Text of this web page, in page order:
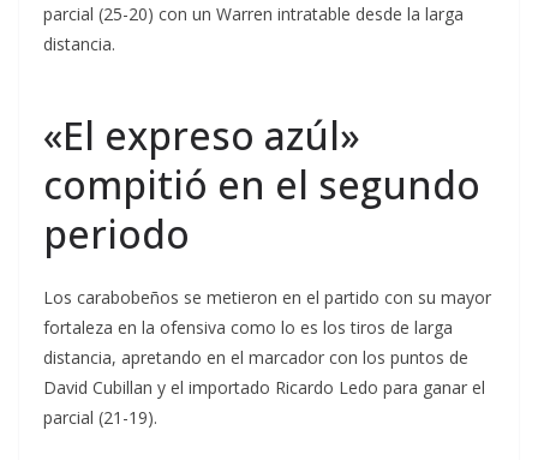
parcial (25-20) con un Warren intratable desde la larga
distancia.
«El expreso azúl»
compitió en el segundo
periodo
Los carabobeños se metieron en el partido con su mayor
fortaleza en la ofensiva como lo es los tiros de larga
distancia, apretando en el marcador con los puntos de
David Cubillan y el importado Ricardo Ledo para ganar el
parcial (21-19).